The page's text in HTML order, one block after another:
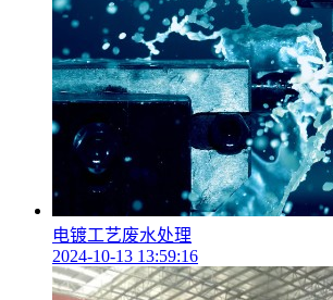
电镀工艺废水处理
2024-10-13 13:59:16